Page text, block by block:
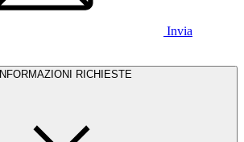
Invia
INFORMAZIONI RICHIESTE